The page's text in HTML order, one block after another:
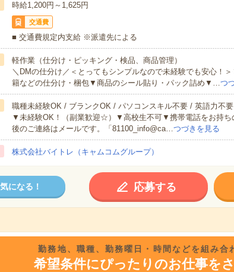
時給1,200円～1,625円
交通費
■ 交通費規定内支給 ※派遣先による
軽作業（仕分け・ピッキング・検品、商品管理）
＼DMの仕分け／＜とってもシンプルなので未経験でも安心！
籍などの仕分け・梱包▼商品のシール貼り・パック詰め▼…つ
職種未経験OK / ブランクOK / パソコンスキル不要 / 英語力不要
▼未経験OK！（副業歓迎☆）▼高校生不可▼携帯電話をお持ち
後のご連絡はメールです。「81100_info@ca…つづきを見る
株式会社バイトレ（キャムコムグループ）
気になる！ 応募する
勤務地、職種、勤務曜日・時間などを組み合
希望条件にぴったりのお仕事を